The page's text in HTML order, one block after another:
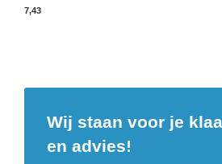
7,43
Wij staan voor je
en advies!